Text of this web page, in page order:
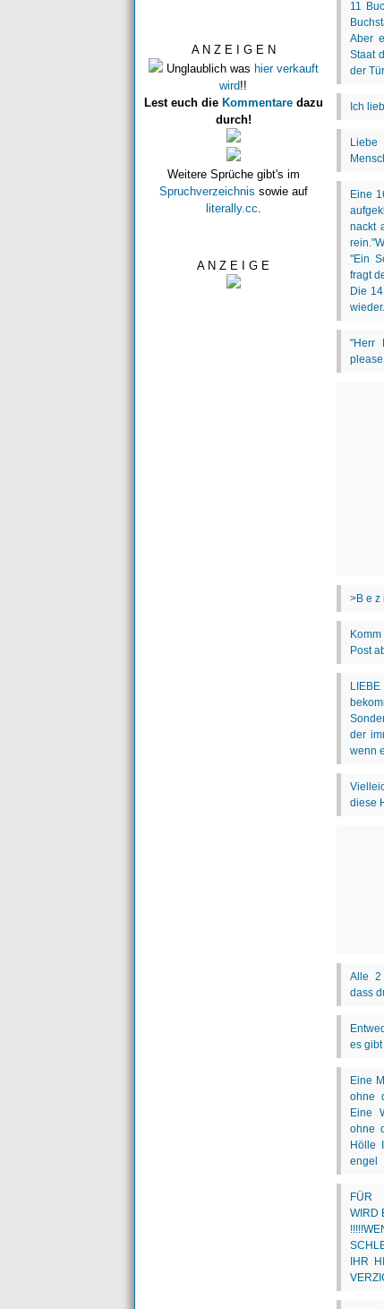
A N Z E I G E N
Unglaublich was hier verkauft
wird!!
Lest euch die Kommentaredazu
durch!
Weitere Sprüche gibt's im
Spruchverzeichnis sowie auf
literally.cc
A N Z E I G E